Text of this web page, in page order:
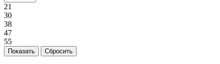
21
30
38
47
55